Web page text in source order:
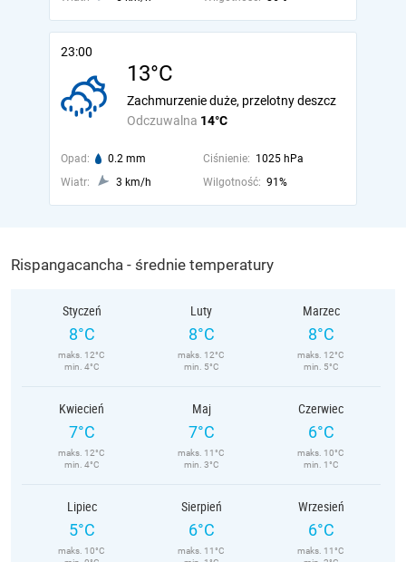
23:00
13°C
Odczuwalna 14°C
Zachmurzenie duże, przelotny deszcz
Opad: 0.2 mm Ciśnienie: 1025 hPa
Wiatr:
3 km/h Wilgotność: 91%
Rispangacancha - średnie temperatury
Styczeń
8°C
maks. 12°C
min. 4°C
Luty
8°C
maks. 12°C
min. 5°C
Marzec
8°C
maks. 12°C
min. 5°C
Kwiecień
7°C
maks. 12°C
min. 4°C
Maj
7°C
maks. 11°C
min. 3°C
Czerwiec
6°C
maks. 10°C
min. 1°C
Lipiec
5°C
maks. 10°C
Sierpień
6°C
maks. 11°C
Wrzesień
6°C
maks. 11°C